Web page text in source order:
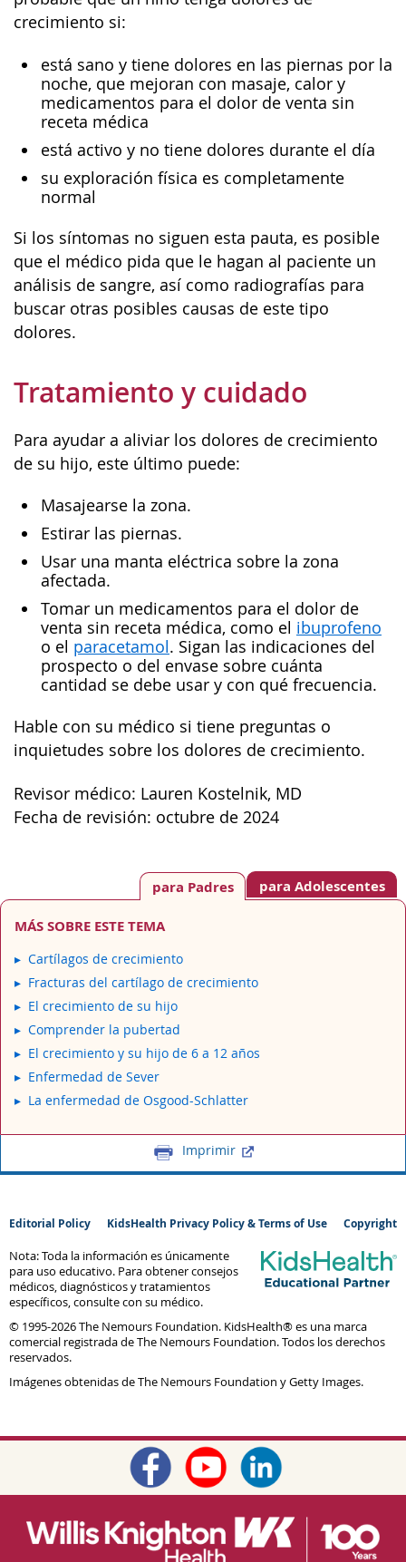
crecimiento si:
está sano y tiene dolores en las piernas por la
noche, que mejoran con masaje, calor y
medicamentos para el dolor de venta sin
receta médica
está activo y no tiene dolores durante el día
su exploración física es completamente
normal
Si los síntomas no siguen esta pauta, es posible
que el médico pida que le hagan al paciente un
análisis de sangre, así como radiografías para
buscar otras posibles causas de este tipo
dolores.
Tratamiento y cuidado
Para ayudar a aliviar los dolores de crecimiento
de su hijo, este último puede:
Masajearse la zona.
Estirar las piernas.
Usar una manta eléctrica sobre la zona
afectada.
Tomar un medicamentos para el dolor de
venta sin receta médica, como el ibuprofeno
o el paracetamol. Sigan las indicaciones del
prospecto o del envase sobre cuánta
cantidad se debe usar y con qué frecuencia.
Hable con su médico si tiene preguntas o
inquietudes sobre los dolores de crecimiento.
Revisor médico: Lauren Kostelnik, MD
Fecha de revisión: octubre de 2024
para Adolescentes
para Padres
MÁS SOBRE ESTE TEMA
Cartílagos de crecimiento
Fracturas del cartílago de crecimiento
El crecimiento de su hijo
Comprender la pubertad
El crecimiento y su hijo de 6 a 12 años
Enfermedad de Sever
La enfermedad de Osgood-Schlatter
Imprimir
Editorial Policy KidsHealth Privacy Policy & Terms of Use Copyright
Nota: Toda la información es únicamente
para uso educativo. Para obtener consejos
médicos, diagnósticos y tratamientos
específicos, consulte con su médico.
© 1995-2026 The Nemours Foundation. KidsHealth® es una marca
comercial registrada de The Nemours Foundation. Todos los derechos
reservados.
Imágenes obtenidas de The Nemours Foundation y Getty Images.